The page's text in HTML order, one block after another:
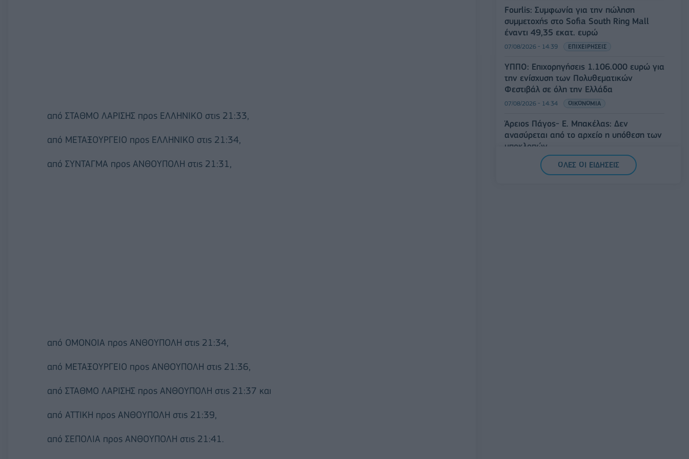
από ΣΤΑΘΜΟ ΛΑΡΙΣΗΣ προς ΕΛΛΗΝΙΚΟ στις 21:33,
από ΜΕΤΑΞΟΥΡΓΕΙΟ προς ΕΛΛΗΝΙΚΟ στις 21:34,
από ΣΥΝΤΑΓΜΑ προς ΑΝΘΟΥΠΟΛΗ στις 21:31,
από ΟΜΟΝΟΙΑ προς ΑΝΘΟΥΠΟΛΗ στις 21:34,
από ΜΕΤΑΞΟΥΡΓΕΙΟ προς ΑΝΘΟΥΠΟΛΗ στις 21:36,
από ΣΤΑΘΜΟ ΛΑΡΙΣΗΣ προς ΑΝΘΟΥΠΟΛΗ στις 21:37 και
από ΑΤΤΙΚΗ προς ΑΝΘΟΥΠΟΛΗ στις 21:39,
από ΣΕΠΟΛΙΑ προς ΑΝΘΟΥΠΟΛΗ στις 21:41.
Fourlis: Συμφωνία για την πώληση
συμμετοχής στο Sofia South Ring Mall
έναντι 49,35 εκατ. ευρώ
07/08/2026 - 14:39 ΕΠΙΧΕΙΡΗΣΕΙΣ
ΥΠΠΟ: Επιχορηγήσεις 1.106.000 ευρώ για
την ενίσχυση των Πολυθεματικών
Φεστιβάλ σε όλη την Ελλάδα
07/08/2026 - 14:34 ΟΙΚΟΝΟΜΙΑ
Άρειος Πάγος- Ε. Μπακέλας: Δεν
ανασύρεται από το αρχείο η υπόθεση των
υποκλοπών
07/08/2026 - 14:11 ΕΛΛΑΔΑ
ΟΛΕΣ ΟΙ ΕΙΔΗΣΕΙΣ